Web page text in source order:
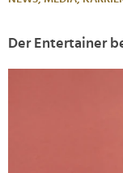
Der Entertainer